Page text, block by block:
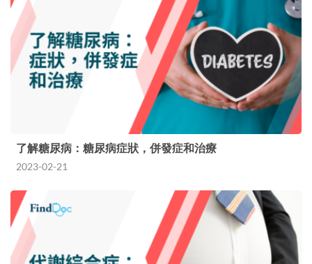
了解糖尿病：糖尿病症狀，併發症和治療
2023-02-21